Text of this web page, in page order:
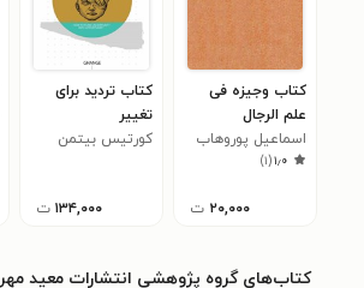
کتاب وجیزه فی
علم الرجال
اسماعیل پوروهاب
۱٫۰(۱)
۲۰,۰۰۰ ت
کتاب تردید برای
تغییر
کورتیس بیتمن
۱۳۴,۰۰۰ ت
کتاب‌های گروه پژوهشی انتشارات معید مهر